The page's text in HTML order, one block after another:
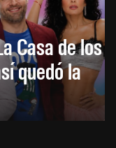
Casa de los
quedó la